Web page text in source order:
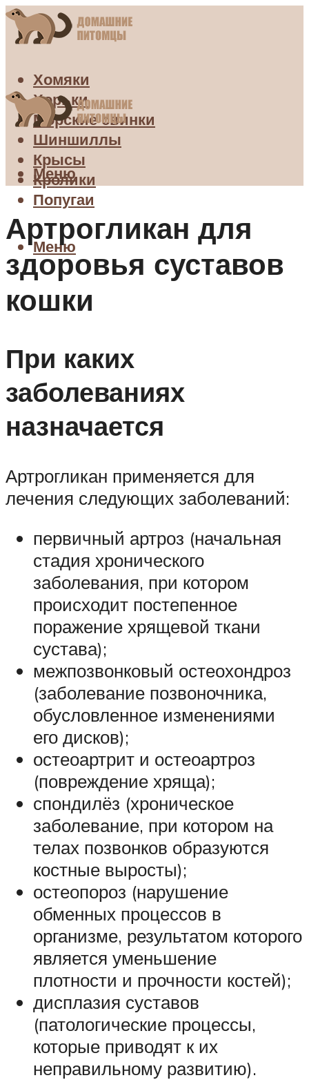
Хомяки
Хорьки
Морские свинки
Шиншиллы
Крысы
Кролики
Попугаи
Меню
Меню
Артрогликан для
здоровья суставов
кошки
При каких
заболеваниях
назначается
Артрогликан применяется для
лечения следующих заболеваний:
первичный артроз (начальная
стадия хронического
заболевания, при котором
происходит постепенное
поражение хрящевой ткани
сустава);
межпозвонковый остеохондроз
(заболевание позвоночника,
обусловленное изменениями
его дисков);
остеоартрит и остеоартроз
(повреждение хряща);
спондилёз (хроническое
заболевание, при котором на
телах позвонков образуются
костные выросты);
остеопороз (нарушение
обменных процессов в
организме, результатом которого
является уменьшение
плотности и прочности костей);
дисплазия суставов
(патологические процессы,
которые приводят к их
неправильному развитию).